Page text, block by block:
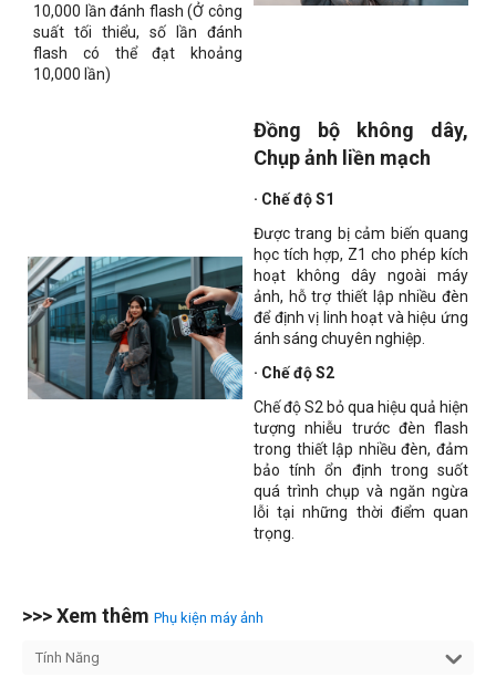
10,000 lần đánh flash (Ở công
suất tối thiểu, số lần đánh
flash có thể đạt khoảng
10,000 lần)
Đồng bộ không dây,
Chụp ảnh liền mạch
· Chế độ S1
Được trang bị cảm biến quang
học tích hợp, Z1 cho phép kích
hoạt không dây ngoài máy
ảnh, hỗ trợ thiết lập nhiều đèn
để định vị linh hoạt và hiệu ứng
ánh sáng chuyên nghiệp.
· Chế độ S2
Chế độ S2 bỏ qua hiệu quả hiện
tượng nhiễu trước đèn flash
trong thiết lập nhiều đèn, đảm
bảo tính ổn định trong suốt
quá trình chụp và ngăn ngừa
lỗi tại những thời điểm quan
trọng.
>>> Xem thêm Phụ kiện máy ảnh
Tính Năng